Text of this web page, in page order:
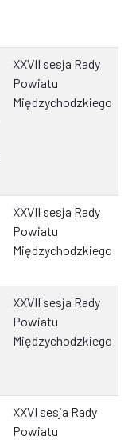
XXVII sesja Rady
Powiatu
Międzychodzkiego
XXVII sesja Rady
Powiatu
Międzychodzkiego
XXVII sesja Rady
Powiatu
Międzychodzkiego
XXVI sesja Rady
Powiatu